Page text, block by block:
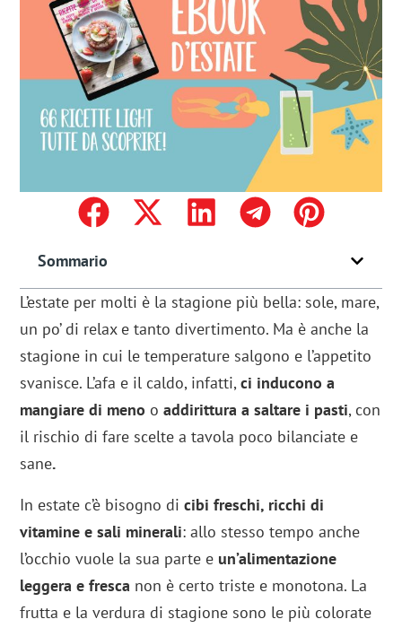
Sommario
L’estate per molti è la stagione più bella: sole, mare,
un po’ di relax e tanto divertimento. Ma è anche la
stagione in cui le temperature salgono e l’appetito
svanisce. L’afa e il caldo, infatti,ci inducono a
mangiare di meno oaddirittura a saltare i pasti, con
il rischio di fare scelte a tavola poco bilanciate e
sane.
In estate c’è bisogno di cibi freschi, ricchi di
vitamine e sali minerali: allo stesso tempo anche
l’occhio vuole la sua parte e un’alimentazione
leggera e fresca non è certo triste e monotona. La
frutta e la verdura di stagione sono le più colorate